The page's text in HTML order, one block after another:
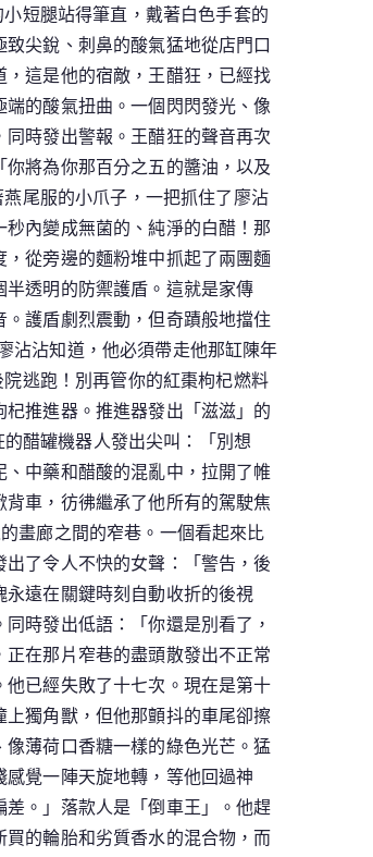
短腿站得筆直，戴著白色手套的
尖銳、刺鼻的酸氣猛地從店門口
這是他的宿敵，王醋狂，已經找
的酸氣扭曲。一個閃閃發光、像
時發出警報。王醋狂的聲音再次
將為你那百分之五的醬油，以及
尾服的小爪子，一把抓住了廖沾
內變成無菌的、純淨的白醋！那
從旁邊的麵粉堆中抓起了兩團麵
透明的防禦護盾。這就是家傳
護盾劇烈震動，但奇蹟般地擋住
沾沾知道，他必須帶走他那缸陳年
逃跑！別再管你的紅棗枸杞燃料
推進器。推進器發出「滋滋」的
醋罐機器人發出尖叫：「別想
中藥和醋酸的混亂中，拉開了帷
車，彷彿繼承了他所有的駕駛焦
畫廊之間的窄巷。一個看起來比
了令人不快的女聲：「警告，後
遠在關鍵時刻自動收折的後視
時發出低語：「你還是別看了，
在那片窄巷的盡頭散發出不正常
已經失敗了十七次。現在是第十
獨角獸，但他那顫抖的車尾卻擦
薄荷口香糖一樣的綠色光芒。猛
覺一陣天旋地轉，等他回過神
。」落款人是「倒車王」。他趕
的輪胎和劣質香水的混合物，而